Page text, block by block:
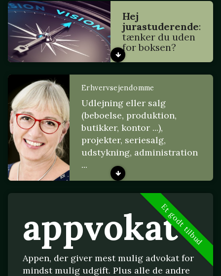
Hej
jurastuderende:
tænker du uden
for boksen?
Erhvervsejendomme
Udlejning eller salg
(beboelse, produktion,
butikker, kontor ...),
projekter, seriesalg,
udstykning, administration
...
Et godt tilbud
appvokat
Appen, der giver mest mulig advokat for
mindst mulig udgift. Plus alle de andre